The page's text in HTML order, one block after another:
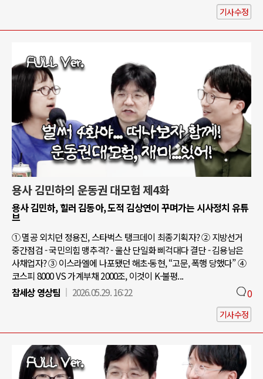
기사수정
용사 김민하의 운동권 대모험 제4화
용사 김민하, 힐러 김동아, 도적 김상연이 꾸며가는 시사정치 유튜
브
① 멸공 외치던 정용진, 스타벅스 탱크데이 최종기획자? ② 지방선거
중간점검 - 국민의힘 맹추격? - 울산 단일화 삐걱대다 결단 - 김용남은
사채업자? ③ 이스라엘에 나포됐던 해초·동현, “고문, 폭행 당했다” ④
코스피 8000 VS 가계부채 2000조, 이것이 K-불평...
참세상 영상팀
2026.05.29. 16:22 0
기사수정